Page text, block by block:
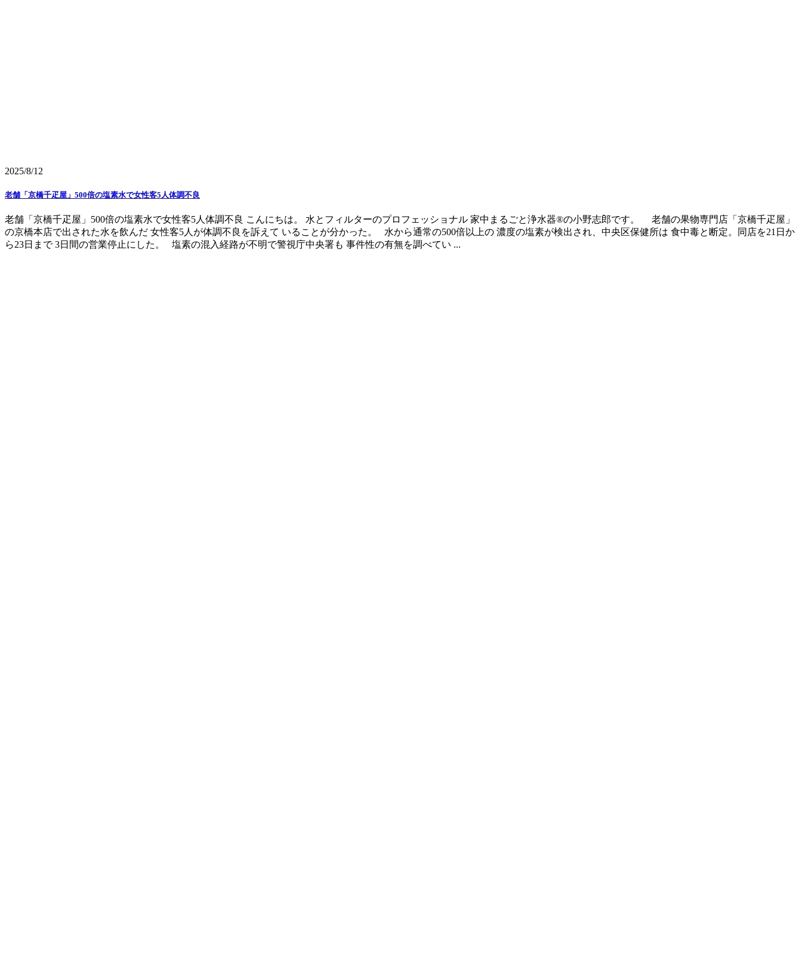
2025/8/12
老舗「京橋千疋屋」500倍の塩素水で女性客5人体調不良
老舗「京橋千疋屋」500倍の塩素水で女性客5人体調不良 こんにちは。 水とフィルターのプロフェッショナル 家中まるごと浄水器®の小野志郎です。 老舗の果物専門店「京橋千疋屋」
の京橋本店で出された水を飲んだ 女性客5人が体調不良を訴えて いることが分かった。 水から通常の500倍以上の 濃度の塩素が検出され、中央区保健所は 食中毒と断定。同店を21日か
ら23日まで 3日間の営業停止にした。 塩素の混入経路が不明で警視庁中央署も 事件性の有無を調べてい ...